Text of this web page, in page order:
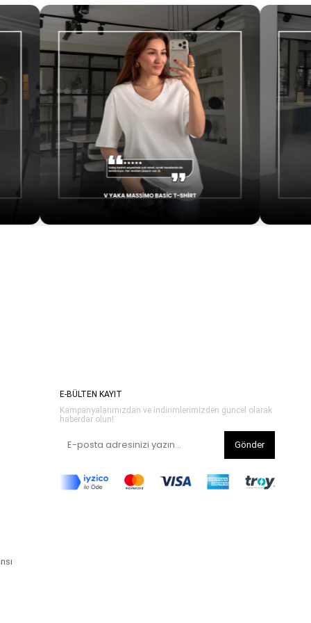
E-BÜLTEN KAYIT
Kampanyalarımızdan ve indirimlerimizden güncel olarak
haberdar olun!
Gönder